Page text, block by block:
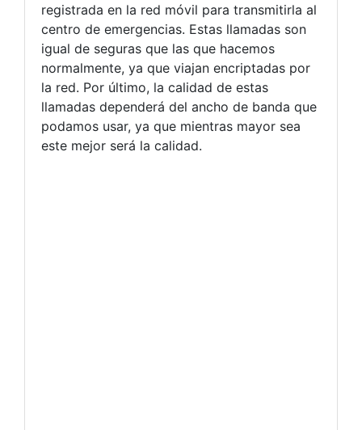
registrada en la red móvil para transmitirla al
centro de emergencias. Estas llamadas son
igual de seguras que las que hacemos
normalmente, ya que viajan encriptadas por
la red. Por último, la calidad de estas
llamadas dependerá del ancho de banda que
podamos usar, ya que mientras mayor sea
este mejor será la calidad.